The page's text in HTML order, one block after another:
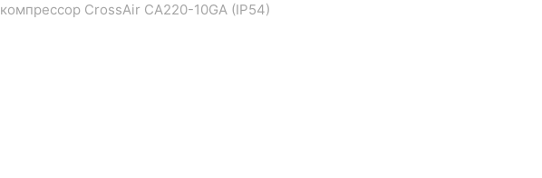
CrossAir CA220-10GA (IP54)